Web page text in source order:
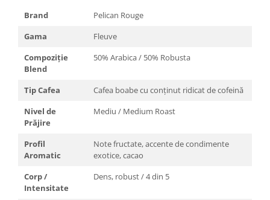
Brand
Pelican Rouge
Gama
Fleuve
Compoziție
Blend
50% Arabica / 50% Robusta
Tip Cafea
Cafea boabe cu conținut ridicat de cofeină
Nivel de
Prăjire
Mediu / Medium Roast
Profil
Aromatic
Note fructate, accente de condimente
exotice, cacao
Corp /
Intensitate
Dens, robust / 4 din 5